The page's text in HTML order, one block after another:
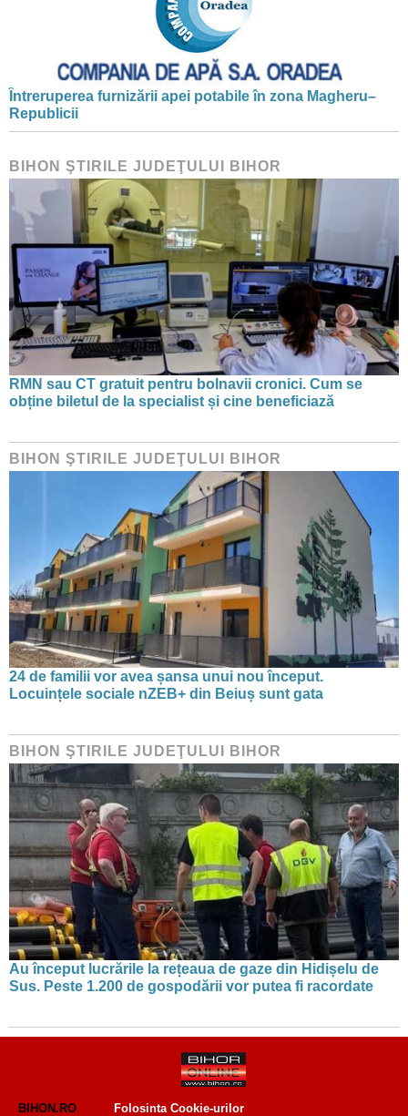
Întreruperea furnizării apei potabile în zona Magheru–
Republicii
BIHON ŞTIRILE JUDEŢULUI BIHOR
RMN sau CT gratuit pentru bolnavii cronici. Cum se
obține biletul de la specialist și cine beneficiază
BIHON ŞTIRILE JUDEŢULUI BIHOR
24 de familii vor avea șansa unui nou început.
Locuințele sociale nZEB+ din Beiuș sunt gata
BIHON ŞTIRILE JUDEŢULUI BIHOR
Au început lucrările la rețeaua de gaze din Hidișelu de
Sus. Peste 1.200 de gospodării vor putea fi racordate
BIHON.RO Folosinta Cookie-urilor